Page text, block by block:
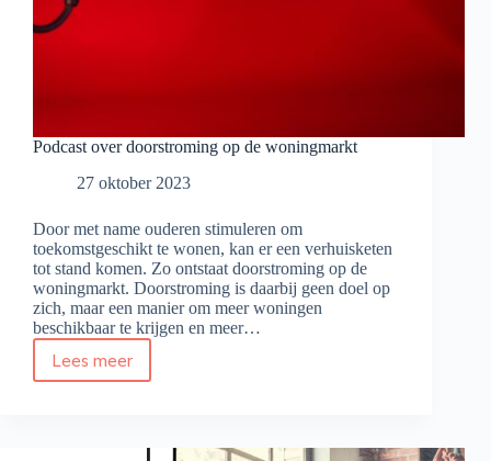
Podcast over doorstroming op de woningmarkt
27 oktober 2023
Door met name ouderen stimuleren om
toekomstgeschikt te wonen, kan er een verhuisketen
tot stand komen. Zo ontstaat doorstroming op de
woningmarkt. Doorstroming is daarbij geen doel op
zich, maar een manier om meer woningen
beschikbaar te krijgen en meer…
Lees meer
Podcast